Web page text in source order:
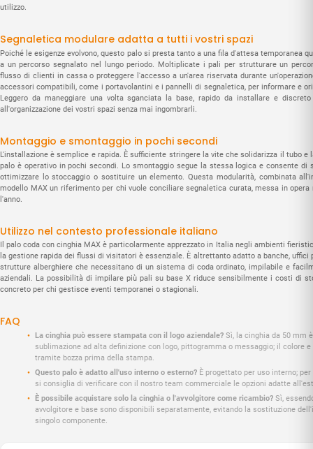
utilizzo.
Segnaletica modulare adatta a tutti i vostri spazi
Poiché le esigenze evolvono, questo palo si presta tanto a una fila d'attesa temporanea
a un percorso segnalato nel lungo periodo. Moltiplicate i pali per strutturare un
flusso di clienti in cassa o proteggere l'accesso a un'area riservata durante
accessori compatibili, come i portavolantini e i pannelli di segnaletica, per informare e
Leggero da maneggiare una volta sganciata la base, rapido da installare e
all'organizzazione dei vostri spazi senza mai ingombrarli.
Montaggio e smontaggio in pochi secondi
L'installazione è semplice e rapida. È sufficiente stringere la vite che solidarizza il tubo e
palo è operativo in pochi secondi. Lo smontaggio segue la stessa logica e consente di
ottimizzare lo stoccaggio o sostituire un elemento. Questa modularità, combinata
modello MAX un riferimento per chi vuole conciliare segnaletica curata, messa in
l'anno.
Utilizzo nel contesto professionale italiano
Il palo coda con cinghia MAX è particolarmente apprezzato in Italia negli ambienti
la gestione rapida dei flussi di visitatori è essenziale. È altrettanto adatto a banche, uffici
strutture alberghiere che necessitano di un sistema di coda ordinato, impilabile e
aziendali. La possibilità di impilare più pali su base X riduce sensibilmente i costi di
concreto per chi gestisce eventi temporanei o stagionali.
FAQ
La cinghia può essere stampata con il logo aziendale? Sì, la cinghia da 50 mm
sublimazione ad alta definizione con logo, pittogramma o messaggio; il colore
tramite bozza prima della stampa.
Questo palo è adatto all'uso interno o esterno? È progettato per uso interno;
si consiglia di verificare con il nostro team commerciale le opzioni adatte
È possibile acquistare solo la cinghia o l'avvolgitore come ricambio? Sì,
avvolgitore e base sono disponibili separatamente, evitando la sostituzione
singolo componente.